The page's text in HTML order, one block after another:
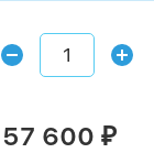
57 600 ₽